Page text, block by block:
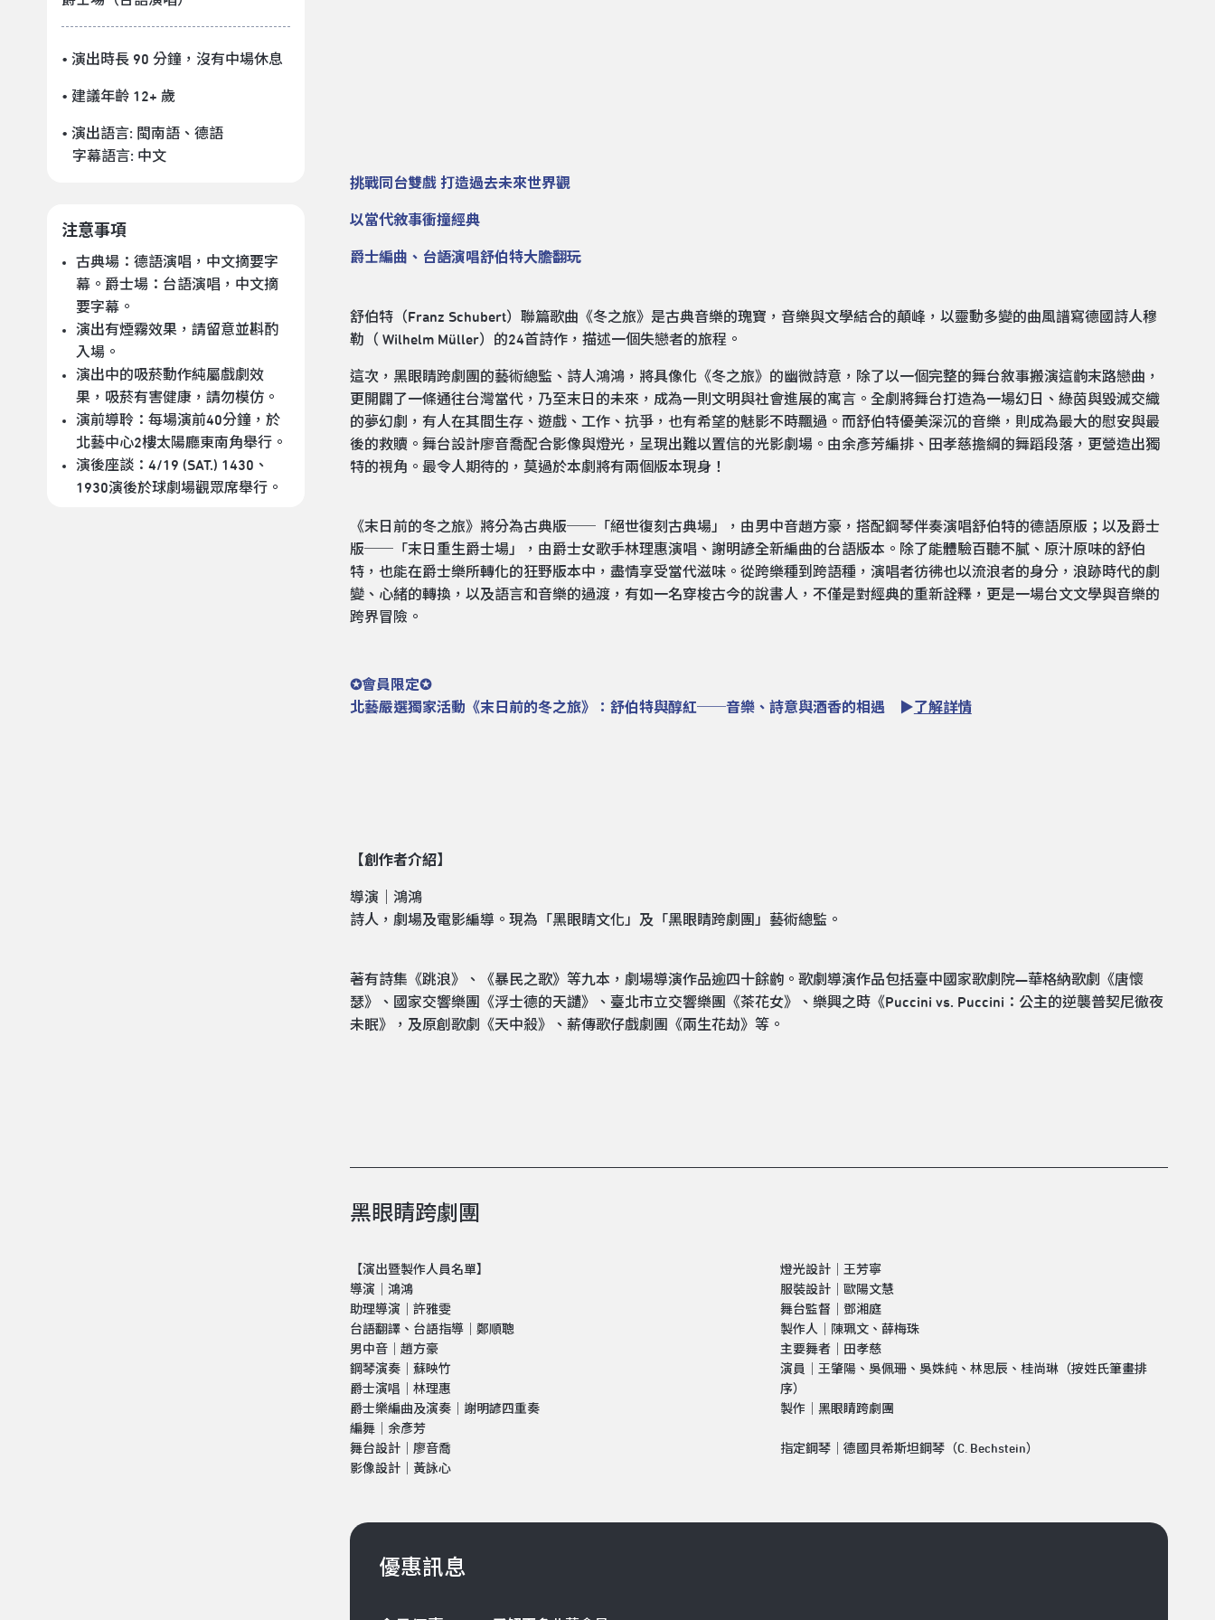
• 演出時長 90 分鐘 ，沒有中場休息
• 建議年齡 12+ 歲
• 演出語言: 閩南語 、 德語
字幕語言: 中文
注意事項
古典場：德語演唱，中文摘要字
幕。爵士場：台語演唱，中文摘
要字幕。
演出有煙霧效果，請留意並斟酌
入場。
演出中的吸菸動作純屬戲劇效
果，吸菸有害健康，請勿模仿。
演前導聆：每場演前40分鐘，於
北藝中心2樓太陽廳東南角舉行。
演後座談：4/19 (SAT.) 1430、
1930演後於球劇場觀眾席舉行。
挑戰同台雙戲 打造過去未來世界觀
以當代敘事衝撞經典
爵士編曲、台語演唱舒伯特大膽翻玩
舒伯特（Franz Schubert）聯篇歌曲《冬之旅》是古典音樂的瑰寶，音樂與文學結合的顛峰，以靈動多變的曲風譜寫德國詩人穆
勒（ Wilhelm Müller）的24首詩作，描述一個失戀者的旅程。
這次，黑眼睛跨劇團的藝術總監、詩人鴻鴻，將具像化《冬之旅》的幽微詩意，除了以一個完整的舞台敘事搬演這齣末路戀曲，
更開闢了一條通往台灣當代，乃至末日的未來，成為一則文明與社會進展的寓言。全劇將舞台打造為一場幻日、綠茵與毀滅交織
的夢幻劇，有人在其間生存、遊戲、工作、抗爭，也有希望的魅影不時飄過。而舒伯特優美深沉的音樂，則成為最大的慰安與最
後的救贖。舞台設計廖音喬配合影像與燈光，呈現出難以置信的光影劇場。由余彥芳編排、田孝慈擔綱的舞蹈段落，更營造出獨
特的視角。最令人期待的，莫過於本劇將有兩個版本現身！
《末日前的冬之旅》將分為古典版──「絕世復刻古典場」，由男中音趙方豪，搭配鋼琴伴奏演唱舒伯特的德語原版；以及爵士
版──「末日重生爵士場」，由爵士女歌手林理惠演唱、謝明諺全新編曲的台語版本。除了能體驗百聽不膩、原汁原味的舒伯
特，也能在爵士樂所轉化的狂野版本中，盡情享受當代滋味。從跨樂種到跨語種，演唱者彷彿也以流浪者的身分，浪跡時代的劇
變、心緒的轉換，以及語言和音樂的過渡，有如一名穿梭古今的說書人，不僅是對經典的重新詮釋，更是一場台文文學與音樂的
跨界冒險。
✪會員限定✪
北藝嚴選獨家活動《末日前的冬之旅》：舒伯特與醇紅──音樂、詩意與酒香的相遇 ▶ 了解詳情
【創作者介紹】
導演｜鴻鴻
詩人，劇場及電影編導。現為「黑眼睛文化」及「黑眼睛跨劇團」藝術總監。
著有詩集《跳浪》、《暴民之歌》等九本，劇場導演作品逾四十餘齣。歌劇導演作品包括臺中國家歌劇院—華格納歌劇《唐懷
瑟》、國家交響樂團《浮士德的天譴》、臺北市立交響樂團《茶花女》、樂興之時《Puccini vs. Puccini：公主的逆襲普契尼徹夜
未眠》，及原創歌劇《天中殺》、薪傳歌仔戲劇團《兩生花劫》等。
黑眼睛跨劇團
【演出暨製作人員名單】
導演│鴻鴻
助理導演│許雅雯
台語翻譯、台語指導│鄭順聰
男中音│趙方豪
鋼琴演奏│蘇映竹
爵士演唱│林理惠
爵士樂編曲及演奏│謝明諺四重奏
編舞│余彥芳
舞台設計│廖音喬
影像設計│黃詠心
燈光設計│王芳寧
服裝設計│歐陽文慧
舞台監督│鄧湘庭
製作人│陳珮文、薛梅珠
主要舞者│田孝慈
演員│王肇陽、吳佩珊、吳姝純、林思辰、桂尚琳（按姓氏筆畫排
序）
製作│黑眼睛跨劇團
指定鋼琴│德國貝希斯坦鋼琴（C. Bechstein）
優惠訊息